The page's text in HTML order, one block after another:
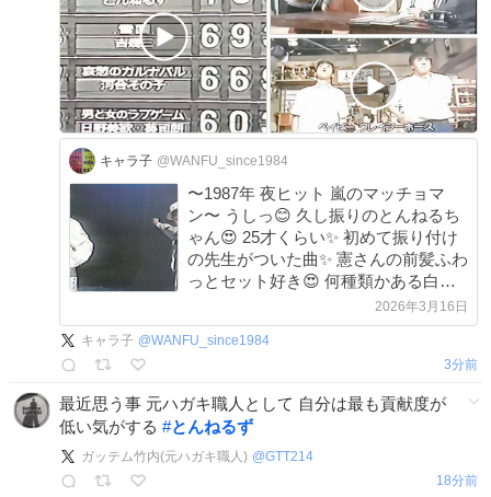
キャラ子 @WANFU_since1984
〜1987年 夜ヒット 嵐のマッチョマ
ン〜 うしっ😊 久し振りのとんねるち
ゃん😍 25才くらい✨ 初めて振り付け
の先生がついた曲✨ 憲さんの前髪ふわ
っとセット好き😍 何種類かある白衣
装好きだった❤️ 歌詞飛んだり「Ride
on!」の後に 笑ってる貴さんが可愛い
😍 五木さんこの時40前！😱 ＃とんね
2026年3月16日
キャラ子 @WANFU_since1984
3分前
最近思う事 元ハガキ職人として 自分は最も貢献度が
低い気がする #とんねるず
ガッテム竹内(元ハガキ職人) @GTT214
18分前